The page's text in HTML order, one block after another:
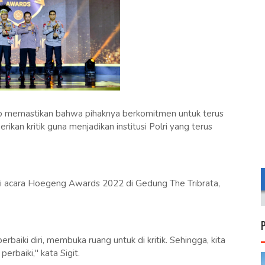
bahwa pihaknya berkomitmen untuk terus
kritik guna menjadikan institusi Polri yang terus
Hoegeng Awards 2022 di Gedung The Tribrata,
diri, membuka ruang untuk di kritik. Sehingga, kita
kata Sigit.